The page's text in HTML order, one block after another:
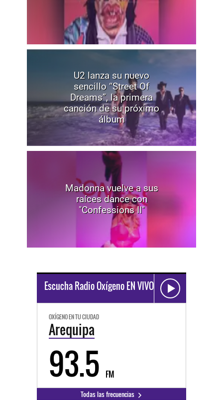
U2 lanza su nuevo
sencillo “Street Of
Dreams”, la primera
canción de su próximo
álbum
Madonna vuelve a sus
raíces dance con
"Confessions II"
Escucha Radio Oxígeno EN VIVO
OXÍGENO EN TU CIUDAD
Arequipa
93.5 FM
Todas las frecuencias